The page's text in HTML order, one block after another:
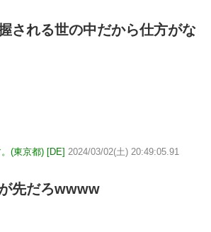
される世の中だから仕方がな
(東京都) [DE] 2024/03/02(土) 20:49:05.91
先だろwwww